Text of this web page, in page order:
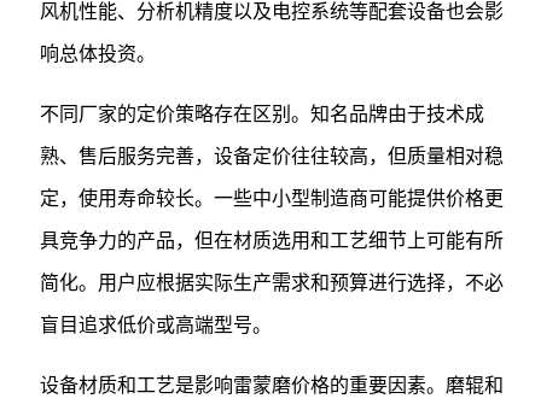
风机性能、分析机精度以及电控系统等配套设备也会影
响总体投资。
不同厂家的定价策略存在区别。知名品牌由于技术成
熟、售后服务完善，设备定价往往较高，但质量相对稳
定，使用寿命较长。一些中小型制造商可能提供价格更
具竞争力的产品，但在材质选用和工艺细节上可能有所
简化。用户应根据实际生产需求和预算进行选择，不必
盲目追求低价或高端型号。
设备材质和工艺是影响雷蒙磨价格的重要因素。磨辊和